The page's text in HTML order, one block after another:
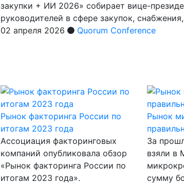
закупки + ИИ 2026» собирает вице-
руководителей в сфере закупок,
02 апреля 2026
Quorum Conference
Рынок факторинга России по
итогам 2023 года
Ассоциация факторинговых
компаний опубликовала обзор
«Рынок факторинга России по
итогам 2023 года».
Рынок
За
взяли в
сумму